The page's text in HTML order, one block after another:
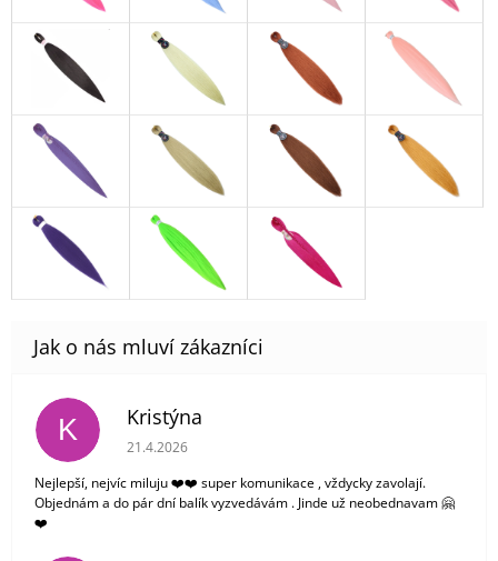
K Kristýna
Hodnocení obchodu je 5 z 5 hvězdiček.
21.4.2026
Nejlepší, nejvíc miluju ❤️❤️ super komunikace , vždycky zavolají.
Objednám a do pár dní balík vyzvedávám . Jinde už neobednavam 🤗
❤️